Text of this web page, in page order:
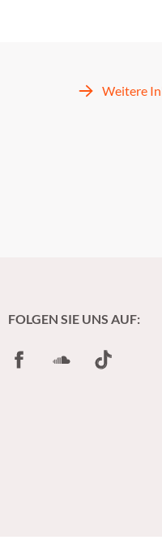
Weitere
FOLGEN SIE UNS AUF:
FacebookSoundCloud
TikTok